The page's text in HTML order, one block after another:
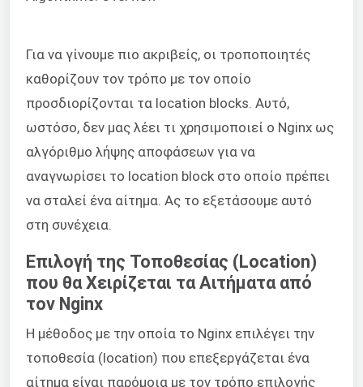
Για να γίνουμε πιο ακριβείς, οι τροποποιητές
καθορίζουν τον τρόπο με τον οποίο
προσδιορίζονται τα location blocks. Αυτό,
ωστόσο, δεν μας λέει τι χρησιμοποιεί ο Nginx ως
αλγόριθμο λήψης αποφάσεων για να
αναγνωρίσει το location block στο οποίο πρέπει
να σταλεί ένα αίτημα. Ας το εξετάσουμε αυτό
στη συνέχεια.
Επιλογή της Τοποθεσίας (Location)
που θα Χειρίζεται τα Αιτήματα από
τον Nginx
Η μέθοδος με την οποία το Nginx επιλέγει την
τοποθεσία (location) που επεξεργάζεται ένα
αίτημα είναι παρόμοια με τον τρόπο επιλογής